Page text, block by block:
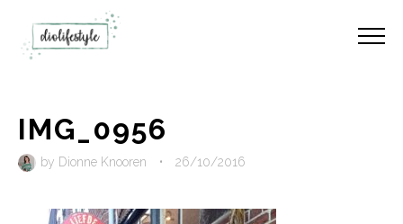
IMG_0956
by Dionne Knooren • 26/10/2016